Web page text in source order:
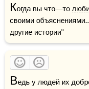
Когда вы что—то
своими
другие истории"
Ведь у людей их